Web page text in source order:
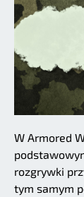
W Armored
rozgrywki
tym samym